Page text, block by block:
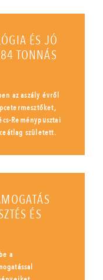
ÉS JÓ
TONNÁS
az aszály évről
Reménypusztai
született.
ÉS
a